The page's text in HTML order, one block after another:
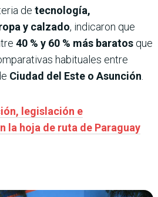
de tecnología,
y calzado, indicaron que
40 % y 60 % más baratos que
habituales entre
Ciudad del Este o Asunción.
legislación e
la hoja de ruta de Paraguay